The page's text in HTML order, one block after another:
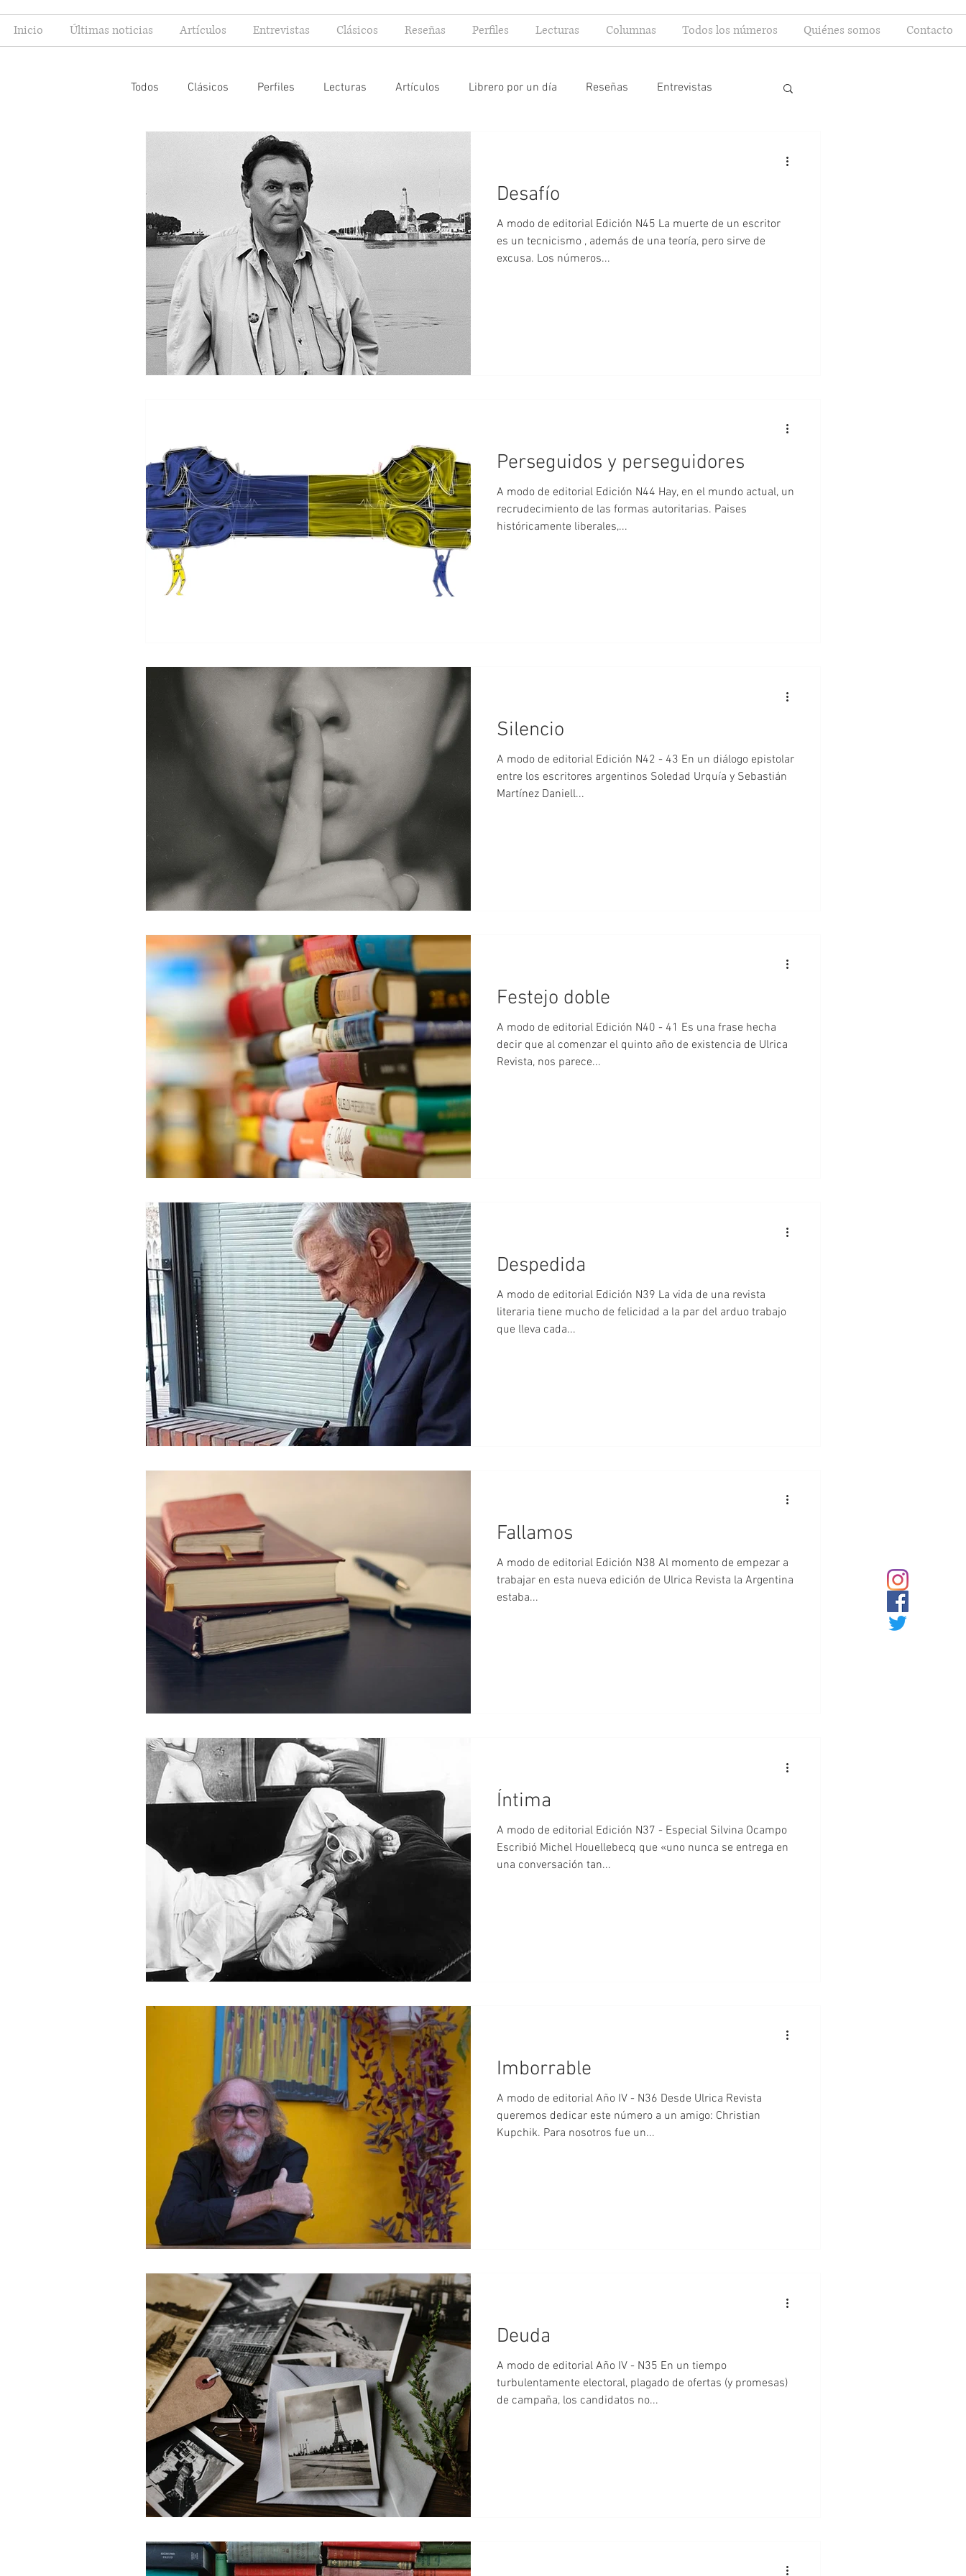
Inicio Últimas noticias Artículos Entrevistas Clásicos Reseñas Perfiles Lecturas Columnas Todos los números Quiénes somos Contacto
Todos Clásicos Perfiles Lecturas Artículos Librero por un día Reseñas Entrevistas
Editoriales
Desafío
A modo de editorial Edición N45 La muerte de un escritor
es un tecnicismo , además de una teoría, pero sirve de
excusa. Los números...
Perseguidos y perseguidores
A modo de editorial Edición N44 Hay, en el mundo actual, un
recrudecimiento de las formas autoritarias. Paises
históricamente liberales,...
Silencio
A modo de editorial Edición N42 - 43 En un diálogo epistolar
entre los escritores argentinos Soledad Urquía y Sebastián
Martínez Daniell...
Festejo doble
A modo de editorial Edición N40 - 41 Es una frase hecha
decir que al comenzar el quinto año de existencia de Ulrica
Revista, nos parece...
Despedida
A modo de editorial Edición N39 La vida de una revista
literaria tiene mucho de felicidad a la par del arduo trabajo
que lleva cada...
Fallamos
A modo de editorial Edición N38 Al momento de empezar a
trabajar en esta nueva edición de Ulrica Revista la Argentina
estaba...
Íntima
A modo de editorial Edición N37 - Especial Silvina Ocampo
Escribió Michel Houellebecq que «uno nunca se entrega en
una conversación tan...
Imborrable
A modo de editorial Año IV - N36 Desde Ulrica Revista
queremos dedicar este número a un amigo: Christian
Kupchik. Para nosotros fue un...
Deuda
A modo de editorial Año IV - N35 En un tiempo
turbulentamente electoral, plagado de ofertas (y promesas)
de campaña, los candidatos no...